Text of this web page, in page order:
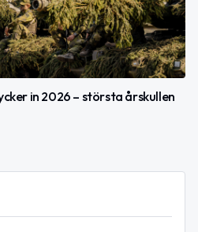
in 2026 – största årskullen